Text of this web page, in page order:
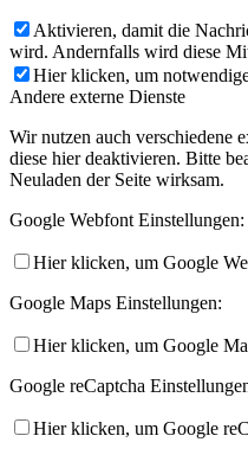
Aktivieren, damit die
wird. Andernfalls wird diese
Hier klicken, um
Andere externe Dienste
Wir nutzen auch verschiedene
diese hier deaktivieren. Bitte
Neuladen der Seite wirksam.
Google Webfont Einstellungen:
Hier klicken, um Google
Google Maps Einstellungen:
Hier klicken, um Google
Google reCaptcha
Hier klicken, um Google